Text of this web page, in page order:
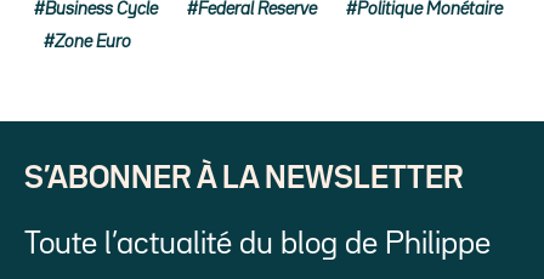
Business Cycle Federal Reserve Politique Monétaire
Zone Euro
S’ABONNER À LA NEWSLETTER
Toute l’actualité du blog de Philippe